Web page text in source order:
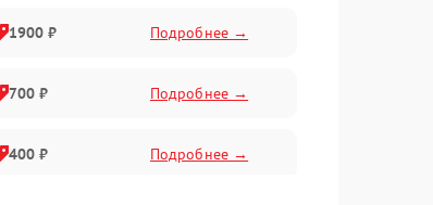
1900 ₽ Подробнее →
700 ₽ Подробнее →
400 ₽ Подробнее →